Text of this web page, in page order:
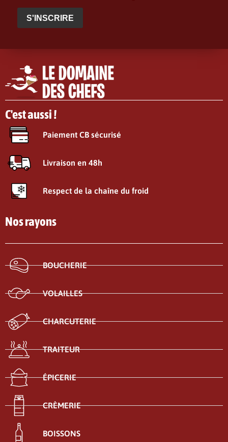
S'INSCRIRE
C'est aussi !
Paiement CB sécurisé
Livraison en 48h
Respect de la chaîne du froid
Nos rayons
BOUCHERIE
VOLAILLES
CHARCUTERIE
TRAITEUR
ÉPICERIE
CRÈMERIE
BOISSONS